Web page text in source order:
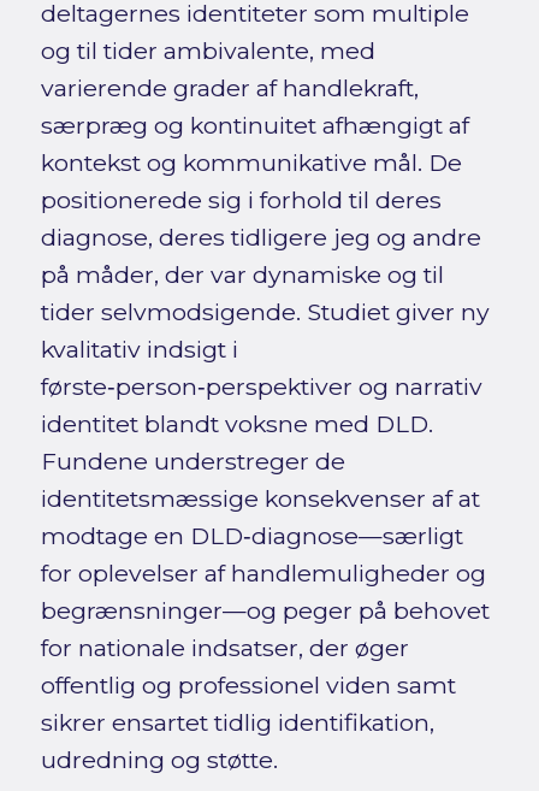
deltagernes identiteter som multiple
og til tider ambivalente, med
varierende grader af handlekraft,
særpræg og kontinuitet afhængigt af
kontekst og kommunikative mål. De
positionerede sig i forhold til deres
diagnose, deres tidligere jeg og andre
på måder, der var dynamiske og til
tider selvmodsigende. Studiet giver ny
kvalitativ indsigt i
første‑person‑perspektiver og narrativ
identitet blandt voksne med DLD.
Fundene understreger de
identitetsmæssige konsekvenser af at
modtage en DLD‑diagnose—særligt
for oplevelser af handlemuligheder og
begrænsninger—og peger på behovet
for nationale indsatser, der øger
offentlig og professionel viden samt
sikrer ensartet tidlig identifikation,
udredning og støtte.